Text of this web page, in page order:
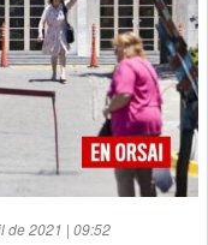
de 2021 | 09:52